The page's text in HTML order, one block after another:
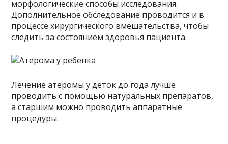
морфологические способы исследования.
Дополнительное обследование проводится и в
процессе хирургического вмешательства, чтобы
следить за состоянием здоровья пациента.
Лечение атеромы у деток до года лучше
проводить с помощью натуральных препаратов,
а старшим можно проводить аппаратные
процедуры.